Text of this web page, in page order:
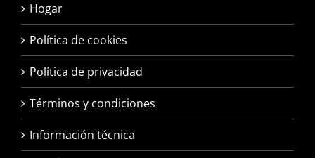
Hogar
Política de cookies
Política de privacidad
Términos y condiciones
Información técnica